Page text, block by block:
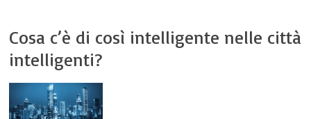
Cosa c’è di così intelligente nelle città
intelligenti?